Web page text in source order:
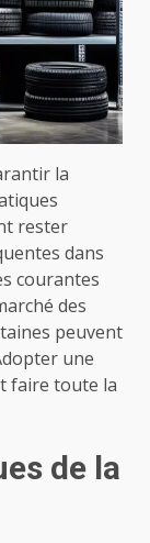
la
rester
dans
courantes
des
peuvent
une
faire toute la
de la